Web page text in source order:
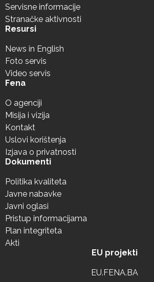
Servisne informacije
Stranačke aktivnosti
Resursi
News in English
Foto servis
Video servis
Fena
O agenciji
Misija i vizija
Kontakt
Uslovi korištenja
Izjava o privatnosti
Dokumenti
Politika kvaliteta
Javne nabavke
Javni oglasi
Pristup informacijama
Plan integriteta
Akti
EU projekti
EU.FENA.BA